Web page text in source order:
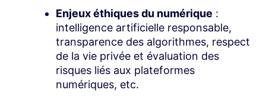
Enjeux éthiques du numérique :
intelligence artificielle responsable,
transparence des algorithmes, respect
de la vie privée et évaluation des
risques liés aux plateformes
numériques, etc.